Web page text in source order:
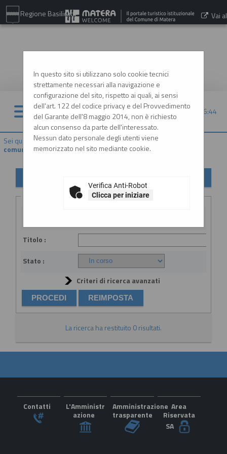
Regione Basilicata Vai al
09/08/2026 16:44
Sei qui: Home»Atti e documenti di carattere generale r...
comunicazioni e atti di caratter...
In questo sito si utilizzano solo cookie tecnici
strettamente necessari alla navigazione e
configurazione del sito, rispetto ai quali, ai sensi
dell'art. 122 del codice privacy e del Provvedimento
del Garante dell'8 maggio 2014, non è richiesto
alcun consenso da parte dell'interessato.
Nessun dato personale degli utenti viene
memorizzato nel sito mediante cookie.
Verifica Anti-Robot
Clicca per iniziare
Criteri di ricerca
Titolo :
Stato :
Criteri di ricerca avanzati
La ricerca ha restituito 0 risultati.
Contatti
L'Amministr
azione
Amministrazione
trasparente
Area
Riservata
SA